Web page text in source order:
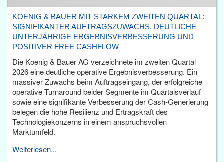
KOENIG & BAUER MIT STARKEM ZWEITEN QUARTAL:
SIGNIFIKANTER AUFTRAGSZUWACHS, DEUTLICHE
UNTERJÄHRIGE ERGEBNISVERBESSERUNG UND
POSITIVER FREE CASHFLOW
Die Koenig & Bauer AG verzeichnete im zweiten Quartal
2026 eine deutliche operative Ergebnisverbesserung. Ein
massiver Zuwachs beim Auftragseingang, der erfolgreiche
operative Turnaround beider Segmente im Quartalsverlauf
sowie eine signifikante Verbesserung der Cash-Generierung
belegen die hohe Resilienz und Ertragskraft des
Technologiekonzerns in einem anspruchsvollen
Marktumfeld.
Weiterlesen...